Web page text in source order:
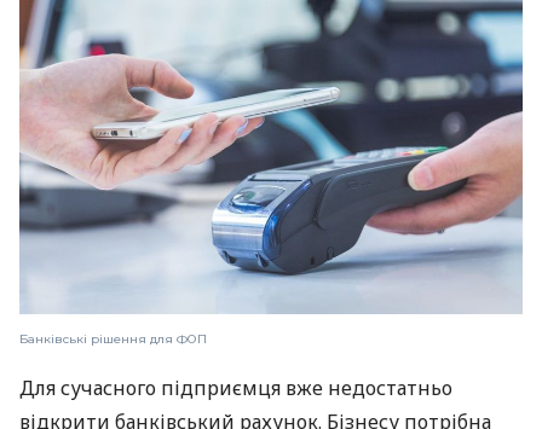
Банківські рішення для ФОП
Для сучасного підприємця вже недостатньо
відкрити банківський рахунок. Бізнесу потрібна